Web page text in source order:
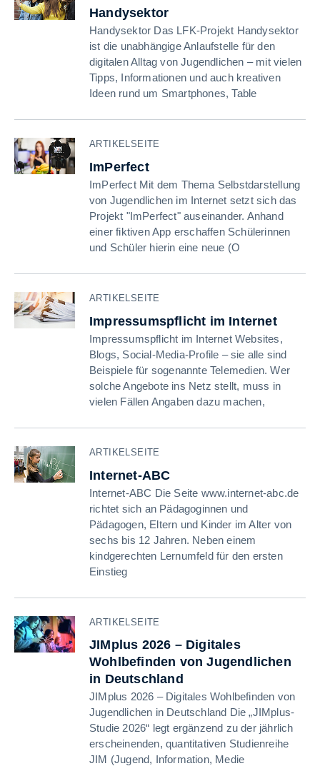
Handysektor
Handysektor Das LFK-Projekt Handysektor
ist die unabhängige Anlaufstelle für den
digitalen Alltag von Jugendlichen – mit vielen
Tipps, Informationen und auch kreativen
Ideen rund um Smartphones, Table
ARTIKELSEITE
ImPerfect
ImPerfect Mit dem Thema Selbstdarstellung
von Jugendlichen im Internet setzt sich das
Projekt "ImPerfect" auseinander. Anhand
einer fiktiven App erschaffen Schülerinnen
und Schüler hierin eine neue (O
ARTIKELSEITE
Impressumspflicht im Internet
Impressumspflicht im Internet Websites,
Blogs, Social-Media-Profile – sie alle sind
Beispiele für sogenannte Telemedien. Wer
solche Angebote ins Netz stellt, muss in
vielen Fällen Angaben dazu machen,
ARTIKELSEITE
Internet-ABC
Internet-ABC Die Seite www.internet-abc.de
richtet sich an Pädagoginnen und
Pädagogen, Eltern und Kinder im Alter von
sechs bis 12 Jahren. Neben einem
kindgerechten Lernumfeld für den ersten
Einstieg
ARTIKELSEITE
JIMplus 2026 – Digitales
Wohlbefinden von Jugendlichen
in Deutschland
JIMplus 2026 – Digitales Wohlbefinden von
Jugendlichen in Deutschland Die „JIMplus-
Studie 2026“ legt ergänzend zu der jährlich
erscheinenden, quantitativen Studienreihe
JIM (Jugend, Information, Medie